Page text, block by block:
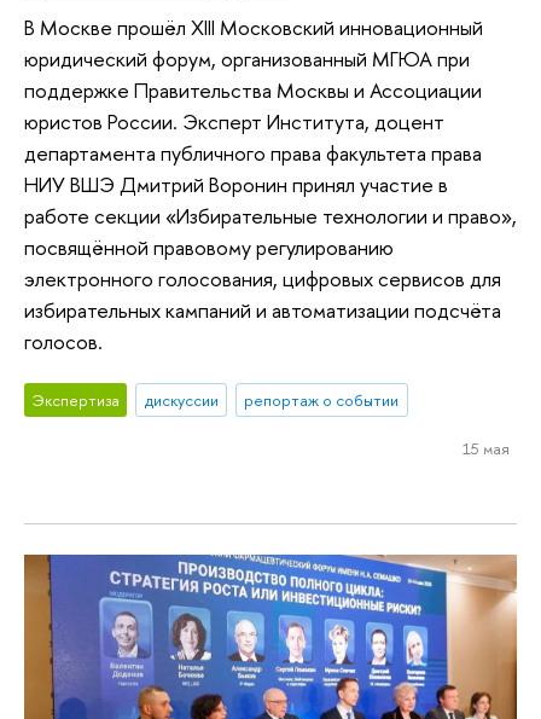
В Москве прошёл XIII Московский инновационный
юридический форум, организованный МГЮА при
поддержке Правительства Москвы и Ассоциации
юристов России. Эксперт Института, доцент
департамента публичного права факультета права
НИУ ВШЭ Дмитрий Воронин принял участие в
работе секции «Избирательные технологии и право»,
посвящённой правовому регулированию
электронного голосования, цифровых сервисов для
избирательных кампаний и автоматизации подсчёта
голосов.
Экспертиза дискуссии репортаж о событии
15 мая